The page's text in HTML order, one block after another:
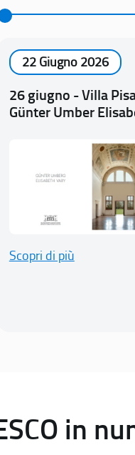
22 Giugno 2026
26 giugno - Villa
Günter Umber
Scopri di più
in